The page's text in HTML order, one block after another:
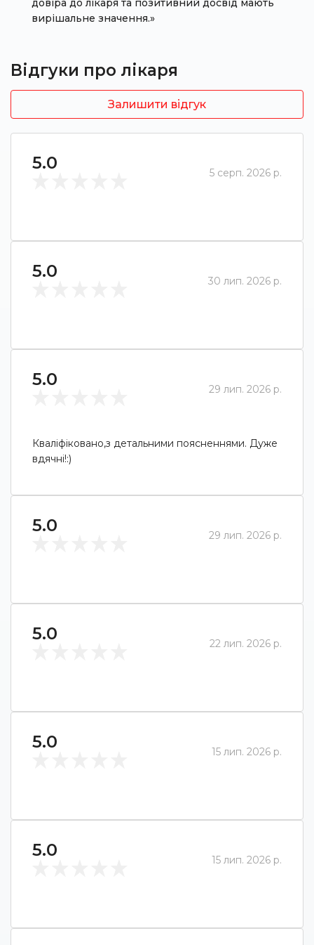
довіра до лікаря та позитивний досвід мають
вирішальне значення.»
Відгуки про лікаря
Залишити відгук
5.0 5 серп. 2026 р.
5.0 30 лип. 2026 р.
5.0 29 лип. 2026 р.
Кваліфіковано,з детальними поясненнями. Дуже
вдячні!:)
5.0 29 лип. 2026 р.
5.0 22 лип. 2026 р.
5.0 15 лип. 2026 р.
5.0 15 лип. 2026 р.